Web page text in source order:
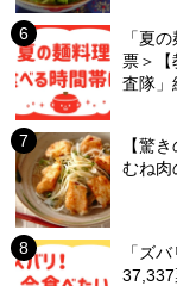
「夏
票＞【
査隊」
【驚
むね肉
「ズ